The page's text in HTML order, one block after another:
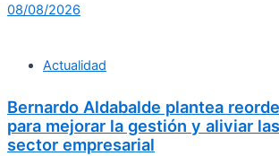
08/08/2026
Actualidad
Bernardo Aldabalde plantea
para mejorar la gestión y aliviar
sector empresarial